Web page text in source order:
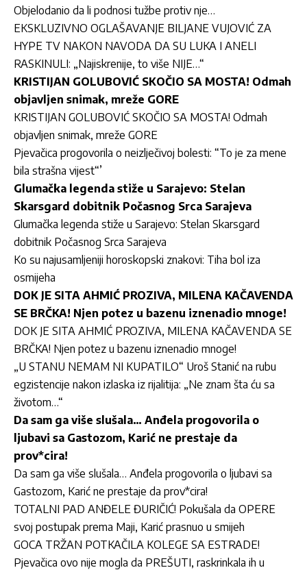
Objelodanio da li podnosi tužbe protiv nje…
EKSKLUZIVNO OGLAŠAVANJE BILJANE VUJOVIĆ ZA
HYPE TV NAKON NAVODA DA SU LUKA I ANELI
RASKINULI: „Najiskrenije, to više NIJE…“
KRISTIJAN GOLUBOVIĆ SKOČIO SA MOSTA! Odmah
objavljen snimak, mreže GORE
KRISTIJAN GOLUBOVIĆ SKOČIO SA MOSTA! Odmah
objavljen snimak, mreže GORE
Pjevačica progovorila o neizlječivoj bolesti: “To je za mene
bila strašna vijest“’
Glumačka legenda stiže u Sarajevo: Stelan
Skarsgard dobitnik Počasnog Srca Sarajeva
Glumačka legenda stiže u Sarajevo: Stelan Skarsgard
dobitnik Počasnog Srca Sarajeva
Ko su najusamljeniji horoskopski znakovi: Tiha bol iza
osmijeha
DOK JE SITA AHMIĆ PROZIVA, MILENA KAČAVENDA
SE BRČKA! Njen potez u bazenu iznenadio mnoge!
DOK JE SITA AHMIĆ PROZIVA, MILENA KAČAVENDA SE
BRČKA! Njen potez u bazenu iznenadio mnoge!
„U STANU NEMAM NI KUPATILO“ Uroš Stanić na rubu
egzistencije nakon izlaska iz rijalitija: „Ne znam šta ću sa
životom…“
Da sam ga više slušala… Anđela progovorila o
ljubavi sa Gastozom, Karić ne prestaje da
prov*cira!
Da sam ga više slušala… Anđela progovorila o ljubavi sa
Gastozom, Karić ne prestaje da prov*cira!
TOTALNI PAD ANĐELE ĐURIČIĆ! Pokušala da OPERE
svoj postupak prema Maji, Karić prasnuo u smijeh
GOCA TRŽAN POTKAČILA KOLEGE SA ESTRADE!
Pjevačica ovo nije mogla da PREŠUTI, raskrinkala ih u